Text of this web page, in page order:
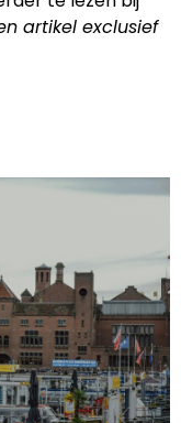
artikel exclusief